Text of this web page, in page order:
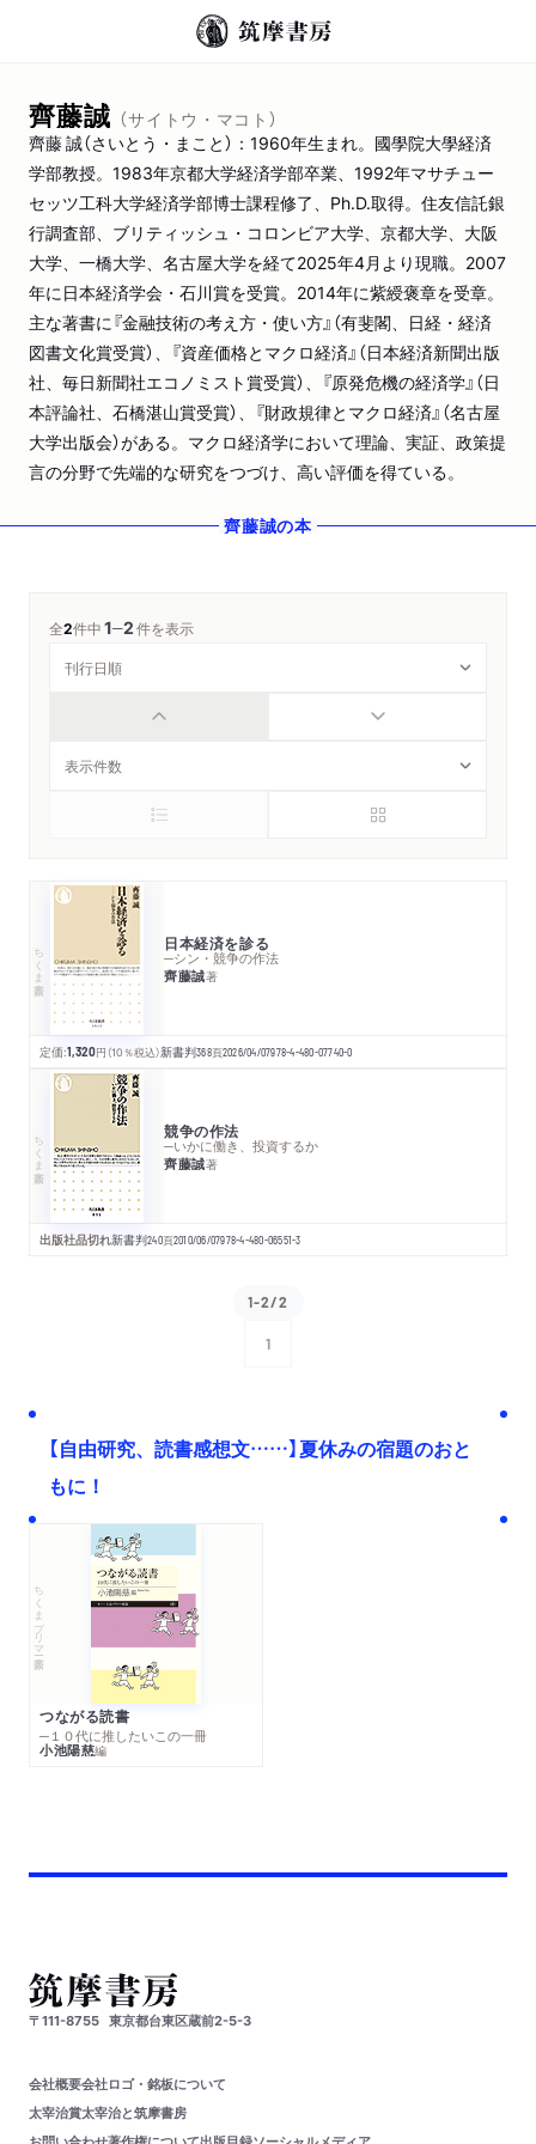
齊藤誠 （サイトウ・マコト）
齊藤 誠（さいとう・まこと）：1960年生まれ。國學院大學経済
学部教授。1983年京都大学経済学部卒業、1992年マサチュー
セッツ工科大学経済学部博士課程修了、Ph.D.取得。住友信託銀
行調査部、ブリティッシュ・コロンビア大学、京都大学、大阪
大学、一橋大学、名古屋大学を経て2025年4月より現職。2007
年に日本経済学会・石川賞を受賞。2014年に紫綬褒章を受章。
主な著書に『金融技術の考え方・使い方』（有斐閣、日経・経済
図書文化賞受賞）、『資産価格とマクロ経済』（日本経済新聞出版
社、毎日新聞社エコノミスト賞受賞）、『原発危機の経済学』（日
本評論社、石橋湛山賞受賞）、『財政規律とマクロ経済』（名古屋
大学出版会）がある。マクロ経済学において理論、実証、政策提
言の分野で先端的な研究をつづけ、高い評価を得ている。
齊藤誠の本
全2件中1─2件を表示
ちくま新書 日本経済を診る
─シン・競争の作法
齊藤誠著
定価:1,320円 （10％税込）新書判368頁2026/04/07978-4-480-07740-0
ちくま新書 競争の作法
─いかに働き、投資するか
齊藤誠著
出版社品切れ新書判240頁2010/06/07978-4-480-06551-3
1-2/2
1
【自由研究、読書感想文……】夏休みの宿題のおと
もに！
ちくまプリマー新書
つながる読書
─１０代に推したいこの一冊
小池陽慈編
〒111-8755 東京都台東区蔵前2-5-3
会社概要会社ロゴ・銘板について
太宰治賞太宰治と筑摩書房